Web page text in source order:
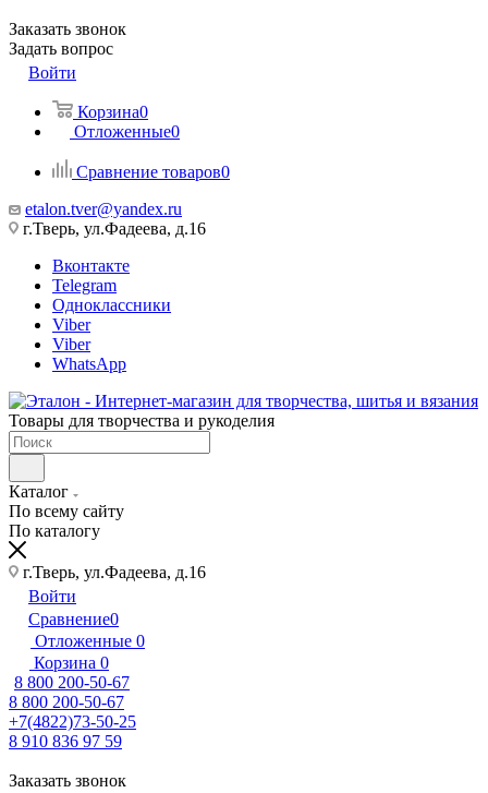
Заказать звонок
Задать вопрос
Войти
Корзина0
Отложенные0
Сравнение товаров0
etalon.tver@yandex.ru
г.Тверь, ул.Фадеева, д.16
Вконтакте
Telegram
Одноклассники
Viber
Viber
WhatsApp
Товары для творчества и рукоделия
Каталог
По всему сайту
По каталогу
г.Тверь, ул.Фадеева, д.16
Войти
Сравнение0
Отложенные 0
Корзина 0
8 800 200-50-67
8 800 200-50-67
+7(4822)73-50-25
8 910 836 97 59
Заказать звонок